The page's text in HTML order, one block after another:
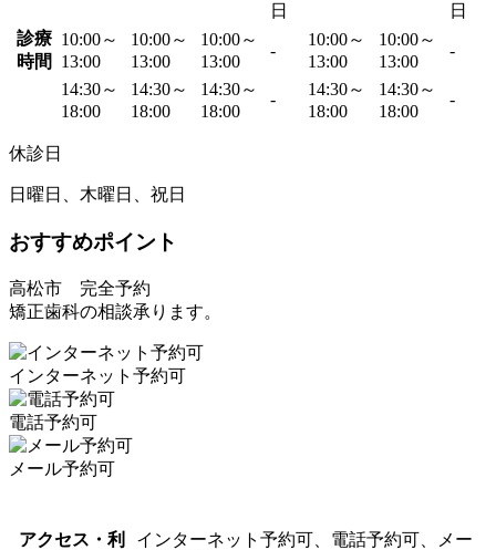
日
日
診療
時間
10:00～
13:00
10:00～
13:00
10:00～
13:00
-
10:00～
13:00
10:00～
13:00
-
14:30～
18:00
14:30～
18:00
14:30～
18:00
-
14:30～
18:00
14:30～
18:00
-
休診日
日曜日、木曜日、祝日
おすすめポイント
高松市 完全予約
矯正歯科の相談承ります。
インターネット予約可
電話予約可
メール予約可
アクセス・利
インターネット予約可、電話予約可、メー